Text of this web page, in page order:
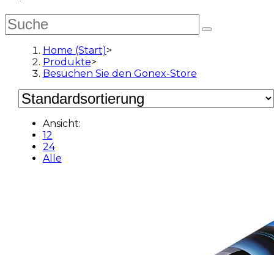
Home (Start)>
Produkte>
Besuchen Sie den Gonex-Store
Ansicht:
12
24
Alle